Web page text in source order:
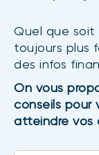
Quel que soit
toujours plus
des infos
On vous
conseils pour
atteindre vos